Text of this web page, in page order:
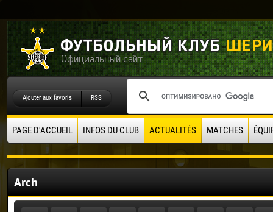
Ajouter aux favoris RSS
PAGE D'ACCUEIL INFOS DU CLUB ACTUALITÉS MATCHES
Arch